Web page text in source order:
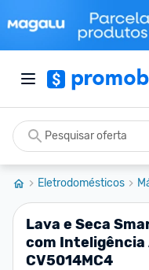
Eletrodomésticos
Lava e Seca
com Inteligência
CV5014MC4